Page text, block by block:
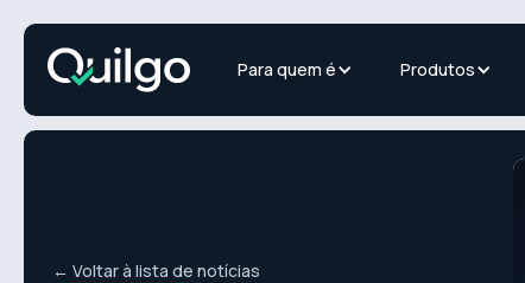
Para quem é Produtos
← Voltar à lista de notícias